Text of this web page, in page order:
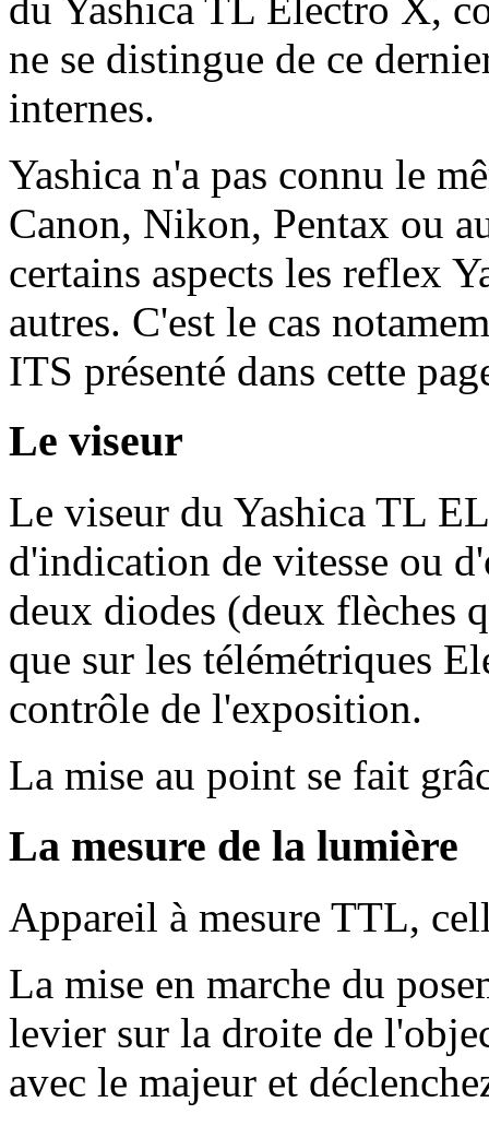
ne se distingue de ce
internes.
Yashica n'a pas connu le
Canon, Nikon, Pentax ou
certains aspects les reflex
autres. C'est le cas
ITS présenté dans cette
Le viseur
Le viseur du Yashica TL
d'indication de vitesse ou
deux diodes (deux flèches
que sur les télémétriques
contrôle de l'exposition.
La mise au point se fait
La mesure de la lumière
Appareil à mesure TTL,
La mise en marche du
levier sur la droite de
avec le majeur et